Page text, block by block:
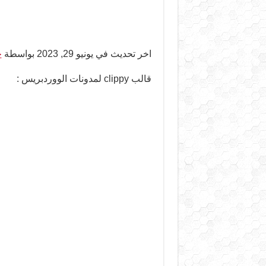
اخر تحديث في يونيو 29, 2023 بواسطة
قالب clippy لمدونات الووردبريس :